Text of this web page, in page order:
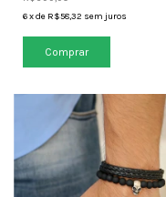
6xde R$58,32 sem juros